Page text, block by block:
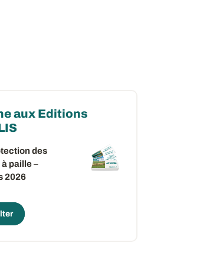
aux Editions
des
paille –
2026